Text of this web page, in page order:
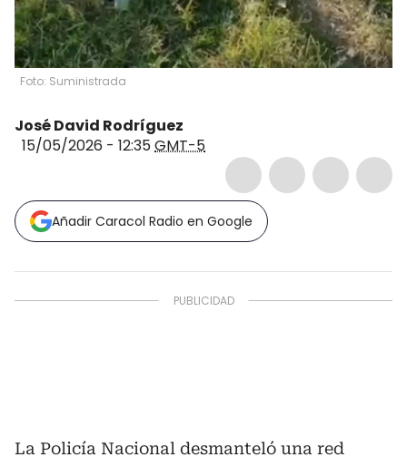
Foto: Suministrada
José David Rodríguez
15/05/2026 - 12:35GMT-5
Añadir Caracol Radio en Google
La Policía Nacional desmanteló una red